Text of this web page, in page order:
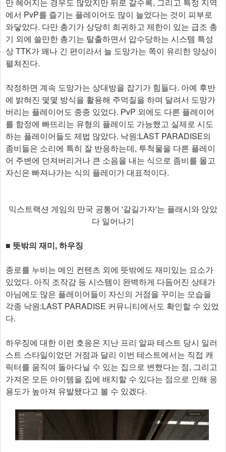
에서 PvP를 즐기는 플레이어도 많이 늘었다는 것이 피부로
와닿았다. 다만 총기가 상당히 희귀하고 제한이 있는 급조 총
기 외에 쓸만한 총기는 탈출하면서 압수당하는 시스템 특성
상 TTK가 꽤나 긴 편이라서 늘 도망가는 쪽이 유리한 양상이
펼쳐진다.
작정하면 계속 도망가는 상대방을 잡기가 힘들다. 아예 후반
에 밝혀진 몇몇 방식을 활용해 주먹질을 하며 달려서 도망가
버리는 플레이어도 종종 있었다. PvP 외에도 다른 플레이어
를 함정에 빠뜨리는 유형의 플레이도 가능했고 실제로 시도
하는 플레이어들도 제법 많았다. 낙원:LAST PARADISE의
좀비들은 소리에 특히 잘 반응하는데, 투척물을 다른 플레이
어 주변에 던져버리거나 큰 소음을 내는 식으로 좀비를 몰고
자신은 빠져나가는 식의 플레이가 대표적이다.
익스트랙션 게임의 만국 공통어 '갈길가자'는 플래시와 앉았
다 일어나기
■ 뜻밖의 재미, 하우징
종로를 누비는 메인 컨텐츠 외에 뜻밖에도 재미있는 요소가
있었다. 아직 조작감 등 시스템이 완벽하게 다듬어진 상태가
아님에도 많은 플레이어들이 자신의 거점을 꾸미는 모습을
각종 낙원:LAST PARADISE 커뮤니티에서도 확인할 수 있었
다.
하우징에 대한 이런 호응은 지난 프리 알파 테스트 당시 일러
스트 스타일이었던 거점과 달리 이번 테스트에서는 직접 캐
릭터를 움직여 돌아다닐 수 있는 집으로 변했다는 점, 그리고
가져온 모든 아이템을 집에 배치할 수 있다는 점으로 인해 응
용도가 높아져 유발됐다고 볼 수 있겠다.